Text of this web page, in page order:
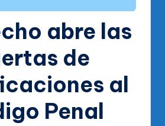
abre las
de
al
Penal